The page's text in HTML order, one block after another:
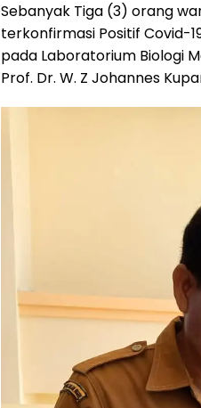
Sebanyak Tiga (3) orang
terkonfirmasi Positif Covid-
pada Laboratorium Biologi
Prof. Dr. W. Z Johannes